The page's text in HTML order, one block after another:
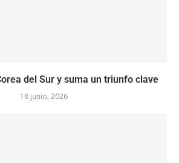
del Sur y suma un triunfo clave
18 junio, 2026